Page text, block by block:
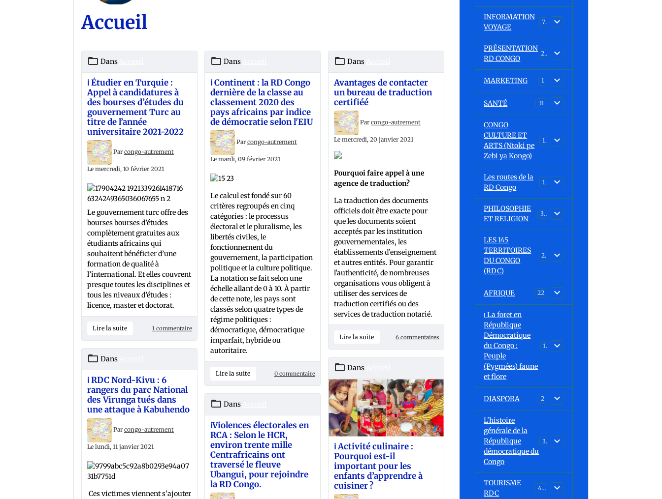
Accueil
Dans
ℹ️ Étudier en Turquie :
Appel à candidatures à
des bourses d’études du
gouvernement Turc au
titre de l’année
universitaire 2021-2022
Par congo-autrement
Le mercredi, 10 février 2021
Le gouvernement turc offre des
bourses bourses d’études
complètement gratuites aux
étudiants africains qui
souhaitent bénéficier d’une
formation de qualité à
l’international. Et elles couvrent
presque toutes les disciplines et
tous les niveaux d’études :
licence, master et doctorat.
Lire la suite 1 commentaire
Dans
ℹ️ Continent : la RD Congo
dernière de la classe au
classement 2020 des
pays africains par indice
de démocratie selon l'EIU
Par congo-autrement
Le mardi, 09 février 2021
Le calcul est fondé sur 60
critères regroupés en cinq
catégories : le processus
électoral et le pluralisme, les
libertés civiles, le
fonctionnement du
gouvernement, la participation
politique et la culture politique.
La notation se fait selon une
échelle allant de 0 à 10. À partir
de cette note, les pays sont
classés selon quatre types de
régime politiques :
démocratique, démocratique
imparfait, hybride ou
autoritaire.
Lire la suite 0 commentaire
Dans
Avantages de contacter
un bureau de traduction
сertifiéé
Par congo-autrement
Le mercredi, 20 janvier 2021
Pourquoi faire appel à une
agence de traduction?
La traduction des documents
officiels doit être exacte pour
que les documents soient
acceptés par les institution
gouvernementales, les
établissements d’enseignement
et autres entités. Pour garantir
l'authenticité, de nombreuses
organisations vous obligent à
utiliser des services de
traduction certifiés ou des
services de traduction notarié.
Lire la suite 6 commentaires
Dans
ℹ️ RDC Nord-Kivu : 6
rangers du parc National
des Virunga tués dans
une attaque à Kabuhendo
Par congo-autrement
Le lundi, 11 janvier 2021
Ces victimes viennent s’ajouter
Dans
ℹ️ Activité culinaire :
Pourquoi est-il
important pour les
enfants d’apprendre à
cuisiner ?
Dans
ℹ️Violences électorales en
RCA : Selon le HCR,
environ trente mille
Centrafricains ont
traversé le fleuve
Ubangui, pour rejoindre
la RD Congo.
INFORMATION
VOYAGE
7
PRÉSENTATION
RD CONGO
23
MARKETING 1
SANTÉ 31
CONGO
CULTURE ET
ARTS (Ntoki pe
Zebi ya Kongo)
15
Les routes de la
RD Congo
1
PHILOSOPHIE
ET RELIGION
32
LES 145
TERRITOIRES
DU CONGO
(RDC)
23
AFRIQUE 22
ℹ️ La foret en
République
Démocratique
du Congo :
Peuple
(Pygmées) faune
et flore
15
DIASPORA 2
L'histoire
générale de la
République
démocratique du
Congo
30
TOURISME
RDC
43